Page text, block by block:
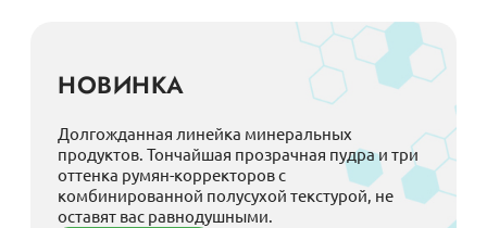
НОВИНКА
Долгожданная линейка минеральных
продуктов. Тончайшая прозрачная пудра и три
оттенка румян-корректоров с
комбинированной полусухой текстурой, не
оставят вас равнодушными.